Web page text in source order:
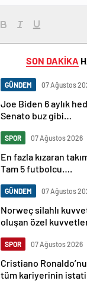
SON DAKİKA
GÜNDEM 07 Ağustos
Joe Biden 6 aylık
Senato buz gibi…
SPOR 07 Ağustos 2026
En fazla kızaran
Tam 5 futbolcu….
GÜNDEM 07 Ağustos
Norweç silahlı
oluşan özel
SPOR 07 Ağustos 2026
Cristiano
tüm kariyerinin